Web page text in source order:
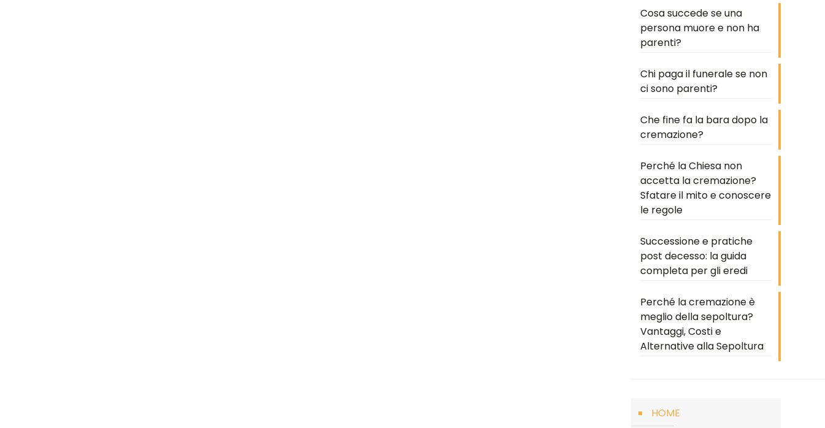
Cosa succede se una
persona muore e non ha
parenti?
Chi paga il funerale se non
ci sono parenti?
Che fine fa la bara dopo la
cremazione?
Perché la Chiesa non
accetta la cremazione?
Sfatare il mito e conoscere
le regole
Successione e pratiche
post decesso: la guida
completa per gli eredi
Perché la cremazione è
meglio della sepoltura?
Vantaggi, Costi e
Alternative alla Sepoltura
HOME